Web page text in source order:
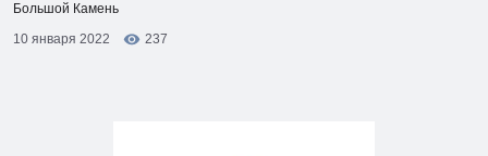
Большой Камень
10 января 2022
237